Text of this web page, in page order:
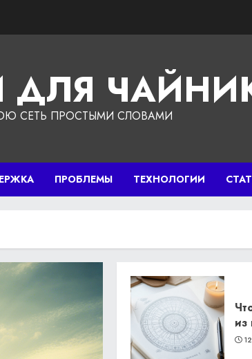
ДЛЯ
СЕТЬ ПРОСТЫМИ СЛОВАМИ
ПРОБЛЕМЫ ТЕХНОЛОГИИ
из